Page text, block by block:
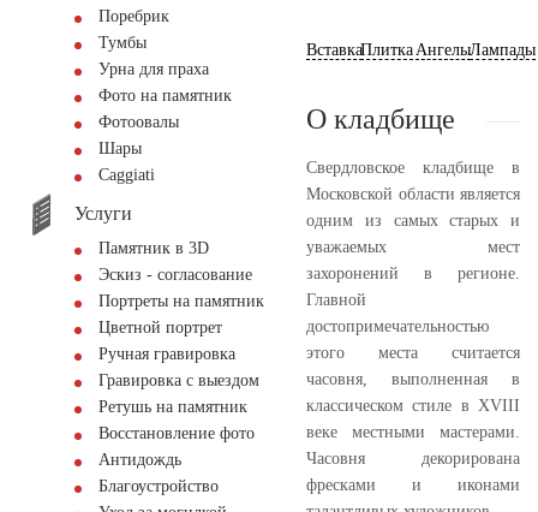
Поребрик
Тумбы
Урна для праха
Фото на памятник
Фотоовалы
Шары
Сaggiati
Услуги
Памятник в 3D
Эскиз - согласование
Портреты на памятник
Цветной портрет
Ручная гравировка
Гравировка с выездом
Ретушь на памятник
Восстановление фото
Антидождь
Благоустройство
ВставкаПлитка АнгелыЛампады
О кладбище
Свердловское кладбище в
Московской области является
одним из самых старых и
уважаемых мест
захоронений в регионе.
Главной
достопримечательностью
этого места считается
часовня, выполненная в
классическом стиле в XVIII
веке местными мастерами.
Часовня декорирована
фресками и иконами